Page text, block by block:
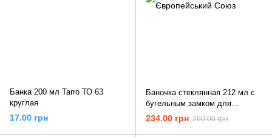
Банка 200 мл Tarro ТО 63
круглая
17.00 грн
Баночка стеклянная 212 мл с
бугельным замком для
хранения
234.00 грн 260.00 грн